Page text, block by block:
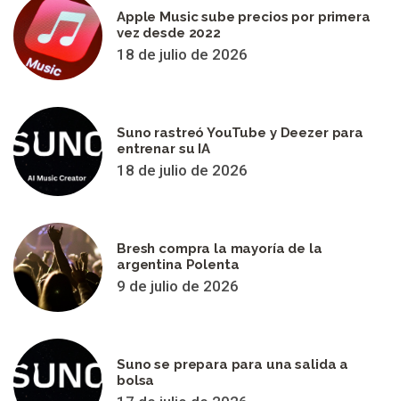
Apple Music sube precios por primera
vez desde 2022
18 de julio de 2026
Suno rastreó YouTube y Deezer para
entrenar su IA
18 de julio de 2026
Bresh compra la mayoría de la
argentina Polenta
9 de julio de 2026
Suno se prepara para una salida a
bolsa